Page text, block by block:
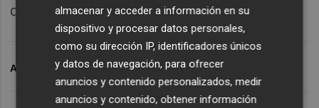
quantitat, però sobretot en qualitat".
ARCHIVADO EN MUCBE
almacenar y acceder a información en su
dispositivo y procesar datos personales,
como su dirección IP, identificadores únicos
y datos de navegación, para ofrecer
anuncios y contenido personalizados, medir
anuncios y contenido, obtener información